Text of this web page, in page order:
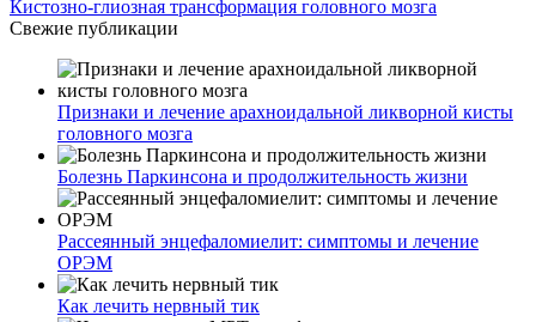
Кистозно-глиозная трансформация головного мозга
Свежие публикации
Признаки и лечение арахноидальной ликворной кисты
головного мозга
Болезнь Паркинсона и продолжительность жизни
Рассеянный энцефаломиелит: симптомы и лечение
ОРЭМ
Как лечить нервный тик